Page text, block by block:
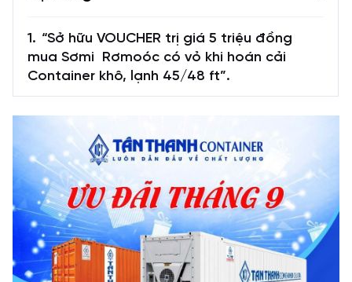
“Sở hữu VOUCHER trị giá 5 triệu đồng
mua Sơmi Rơmoóc có vỏ khi hoán cải
Container khô, lạnh 45/48 ft”.